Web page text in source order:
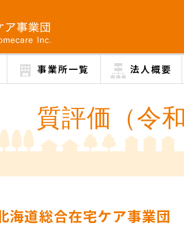
事業所一覧 法人概要
質評価（令
総合在宅ケア事業団